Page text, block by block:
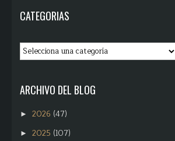
CATEGORIAS
ARCHIVO DEL BLOG
► 2026 (47)
► 2025 (107)